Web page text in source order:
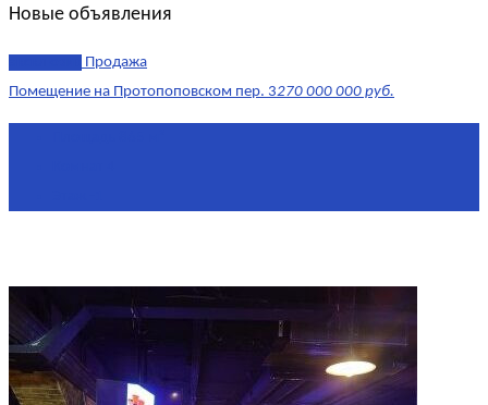
Новые объявления
Продажа
Помещение на Протопоповском пер. 3270 000 000 руб.